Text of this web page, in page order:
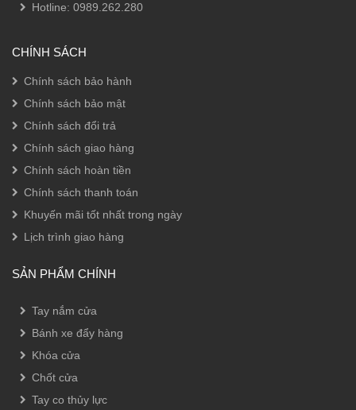
Hotline: 0989.262.280
CHÍNH SÁCH
Chính sách bảo hành
Chính sách bảo mật
Chính sách đổi trả
Chính sách giao hàng
Chính sách hoàn tiền
Chính sách thanh toán
Khuyến mãi tốt nhất trong ngày
Lịch trình giao hàng
SẢN PHẨM CHÍNH
Tay nắm cửa
Bánh xe đẩy hàng
Khóa cửa
Chốt cửa
Tay co thủy lực